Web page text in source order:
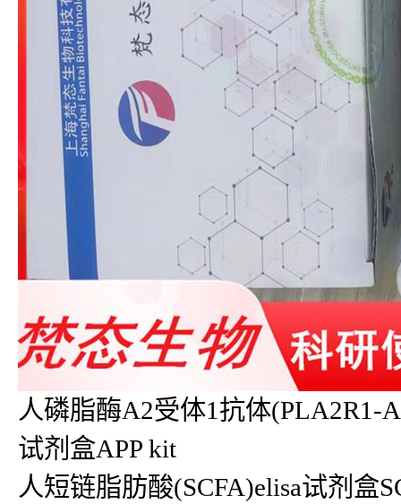
人磷脂酶A2受体1抗体(PLA2R1-
试剂盒APP kit
人短链脂肪酸(SCFA)elisa试剂盒